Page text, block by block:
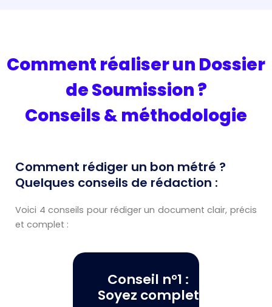
Comment réaliser un Dossier
de Soumission ?
Conseils & méthodologie
Comment rédiger un bon métré ?
Quelques conseils de rédaction :
Voici 4 conseils pour rédiger un document clair, précis
et complet :
Conseil n°1 :
Soyez complet